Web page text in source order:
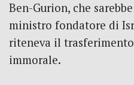
Ben-Gurion, che
ministro fondatore di
riteneva il
immorale.